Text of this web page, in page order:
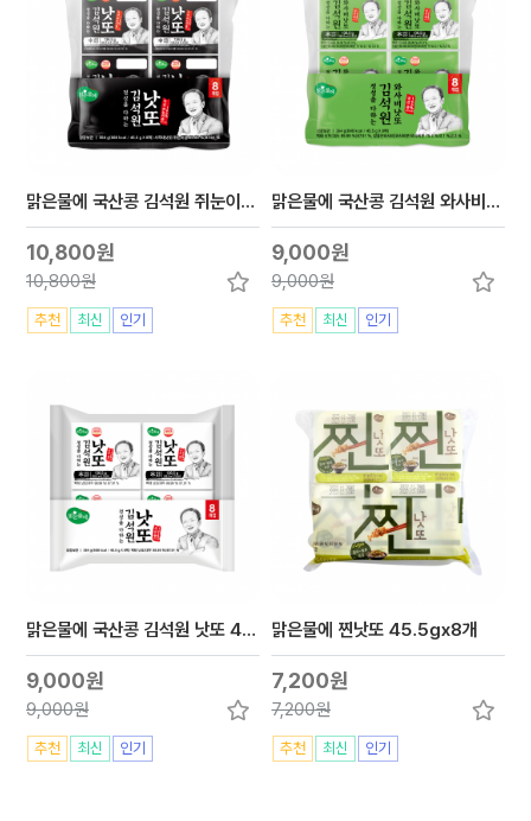
맑은물에 국산콩 김석원 쥐눈이콩 낫또 45.5gx8개
10,800원
10,800원
추천 최신 인기
맑은물에 국산콩 김석원 와사비 낫또 45.5gx8개
9,000원
9,000원
추천 최신 인기
맑은물에 국산콩 김석원 낫또 45.5gx8개
9,000원
9,000원
추천 최신 인기
맑은물에 찐낫또 45.5gx8개
7,200원
7,200원
추천 최신 인기